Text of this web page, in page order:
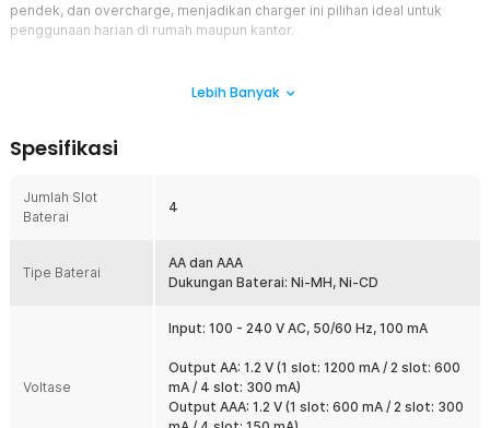
pendek, dan overcharge, menjadikan charger ini pilihan ideal untuk
penggunaan harian di rumah maupun kantor.
baterai secara real-time. Indikator “CHG” menunjukkan baterai
pemasangan atau baterai tidak terdeteksi. Dengan tampilan ini,
Anda tidak perlu menebak apakah baterai sedang terisi atau tidak.
Taffware C905W mendukung fast charging, mampu mengisi baterai
berkapasitas hingga 3000 mAh hanya sekitar 1,5 jam. Sistem arus
dipasang. Hasilnya, pengisian lebih cepat tanpa mengorbankan
4 Slot Pengisian Sekaligus
Dengan 4 slot independen, Anda dapat mengisi beberapa baterai
dalam satu waktu. Fitur ini sangat menghemat waktu, terutama bagi
Lebih Banyak
Spesifikasi
Jumlah Slot
Baterai
4
Tipe Baterai
AA dan AAA
Dukungan Baterai: Ni-MH, Ni-CD
Voltase
Input: 100 - 240 V AC, 50/60 Hz, 100 mA
Output AA: 1.2 V (1 slot: 1200 mA / 2 slot: 600
mA / 4 slot: 300 mA)
Output AAA: 1.2 V (1 slot: 600 mA / 2 slot: 300